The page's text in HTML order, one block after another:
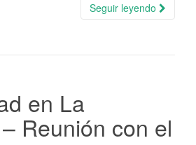
Seguir leyendo
en La
Reunión con el